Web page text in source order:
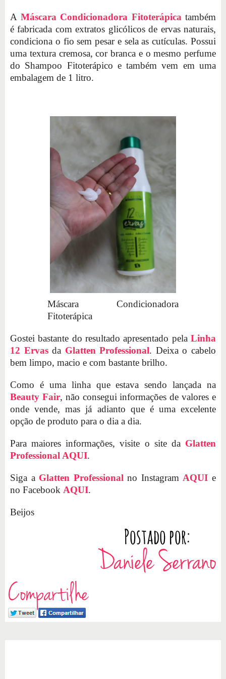
A Máscara Condicionadora Fitoterápica também
é fabricada com extratos glicólicos de ervas naturais,
condiciona o fio sem pesar e sela as cutículas. Possui
uma textura cremosa, cor branca e o mesmo perfume
do Shampoo Fitoterápico e também vem em uma
embalagem de 1 litro.
Máscara Condicionadora
Fitoterápica
Gostei bastante do resultado apresentado pela Linha
12 Ervasda Glatten Professional. Deixa o cabelo
bem limpo, macio e com bastante brilho.
Como é uma linha que estava sendo lançada na
Beauty Fair, não consegui informações de valores e
onde vende, mas já adianto que é uma excelente
opção de produto para o dia a dia.
Para maiores informações, visite o site da Glatten
ProfessionalAQUI.
Siga a Glatten Professionalno InstagramAQUI e
no Facebook AQUI.
Beijos
Compartilhe